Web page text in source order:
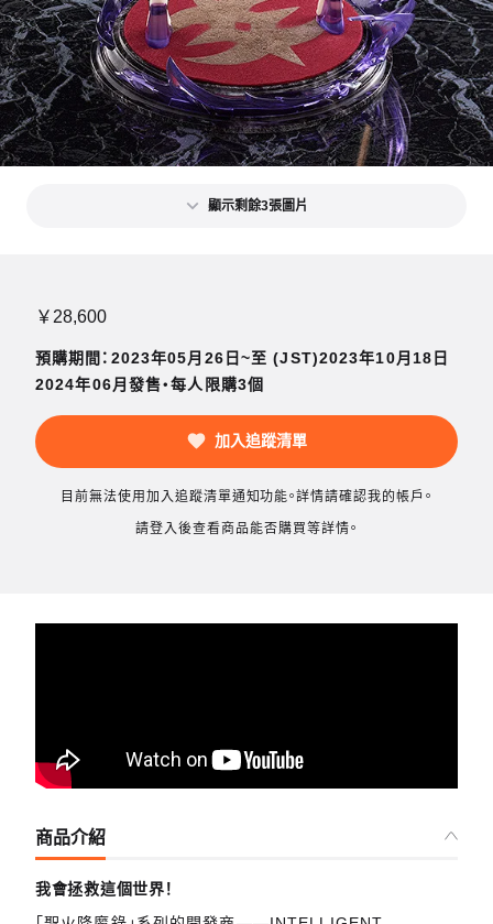
顯示剩餘3張圖片
￥28,600
預購期間：2023年05月26日~至 (JST)2023年10月18日
2024年06月發售・每人限購3個
加入追蹤清單
目前無法使用加入追蹤清單通知功能。詳情請確認我的帳戶。
請登入後查看商品能否購買等詳情。
商品介紹
我會拯救這個世界！